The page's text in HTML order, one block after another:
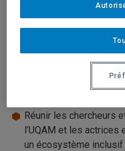
Notre mission
Stimuler la pensée
Réunir les chercheurs
l’UQAM et les
un écosystème